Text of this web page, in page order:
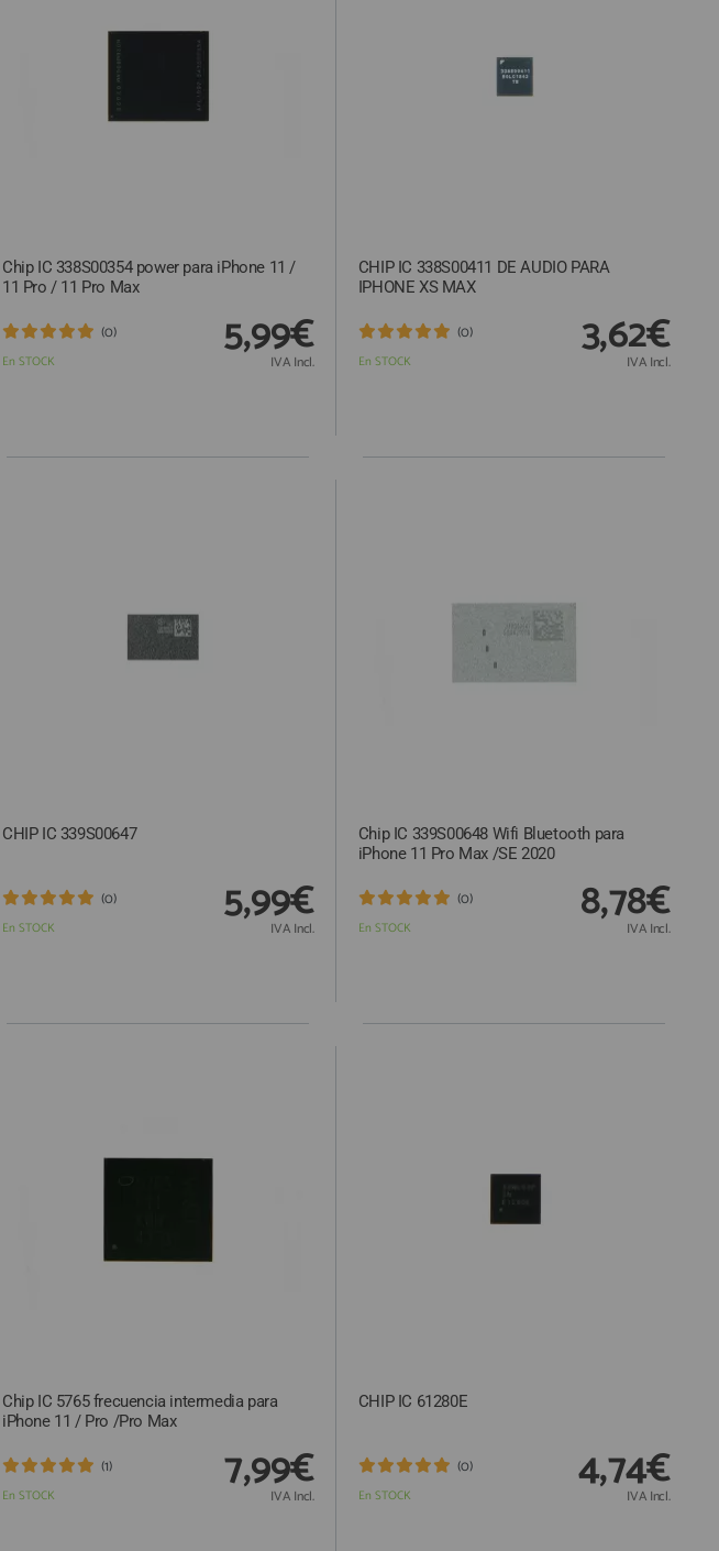
Chip IC 338S00354 power para iPhone 11 /
11 Pro / 11 Pro Max
En STOCK
(0) 5,99€
IVA Incl.
CHIP IC 338S00411 DE AUDIO PARA
IPHONE XS MAX
En STOCK
(0) 3,62€
IVA Incl.
CHIP IC 339S00647
En STOCK
(0) 5,99€
IVA Incl.
Chip IC 339S00648 Wifi Bluetooth para
iPhone 11 Pro Max /SE 2020
En STOCK
(0) 8,78€
IVA Incl.
Chip IC 5765 frecuencia intermedia para
iPhone 11 / Pro /Pro Max
En STOCK
(1) 7,99€
IVA Incl.
CHIP IC 61280E
En STOCK
(0) 4,74€
IVA Incl.